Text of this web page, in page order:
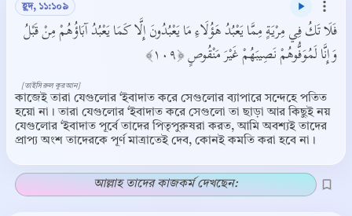
হূদ, ১১:১০৯
فَلَا تَكُ فِي مِرْيَةٍ مِمَّا يَعْبُدُ هَؤُلَاءِ مَا يَعْبُدُونَ إِلَّا كَمَا يَعْبُدُ آبَاؤُهُمْ مِنْ قَبْلُ
وَإِنَّا لَمُوَفُّوهُمْ نَصِيبَهُمْ غَيْرَ مَنْقُوصٍ ﴿١٠٩﴾
কাজেই তারা যেগুলোর ‘ইবাদাত করে সেগুলোর ব্যাপারে সন্দেহে পতিত
হয়ো না। তারা যেগুলোর ‘ইবাদাত করে সেগুলো তা ছাড়া আর কিছুই নয়
যেগুলোর ‘ইবাদাত পূর্বে তাদের পিতৃপুরুষরা করত, আমি অবশ্যই তাদের
প্রাপ্য অংশ তাদেরকে পূর্ণ মাত্রাতেই দেব, কোনই কমতি করা হবে না।
[তাইসিরুল কুরআন]
আল্লাহ তাদের কাজকর্ম দেখছেন: